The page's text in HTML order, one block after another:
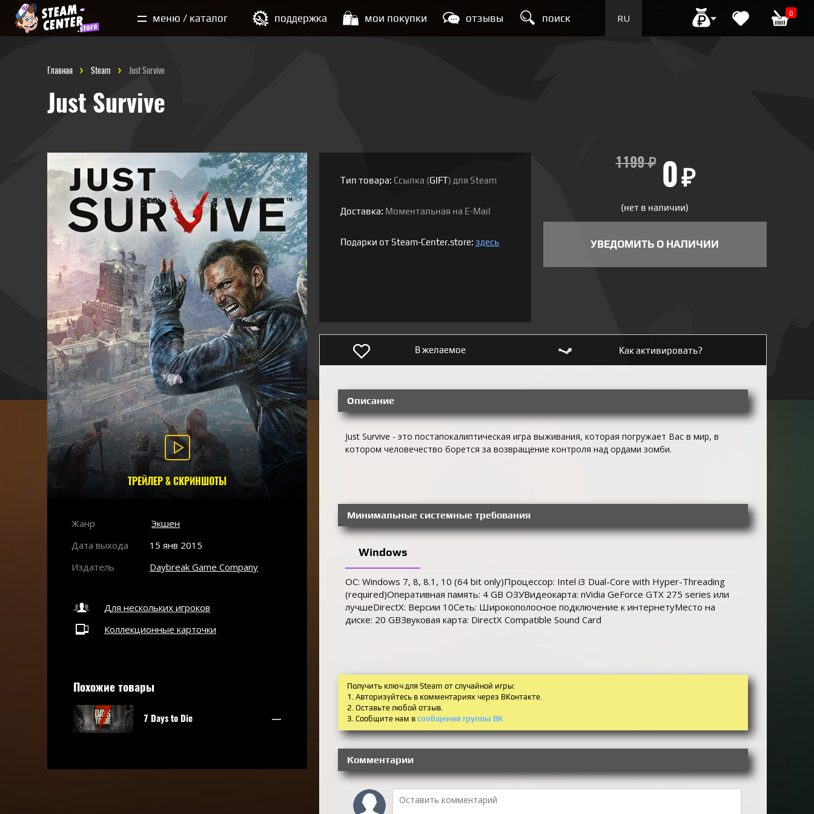
меню / каталог поддержка мои покупки отзывы поиск RU 0
Мои покупки
Главная Steam Just Survive
Just Survive
ТРЕЙЛЕР & СКРИНШОТЫ
Жанр
Экшен
Дата выхода
15 янв 2015
Издатель
Daybreak Game Company
Для нескольких игроков
Коллекционные карточки
Похожие товары
7 Days to Die —
Тип товара: Ссылка (GIFT) для Steam
Доставка: Моментальная на E-Mail
Подарки от Steam-Center.store: здесь
1199₽ 0₽
(нет в наличии)
УВЕДОМИТЬ О НАЛИЧИИ
В желаемое Как активировать?
Описание
Just Survive - это постапокалиптическая игра выживания, которая погружает Вас в мир, в
котором человечество борется за возвращение контроля над ордами зомби.
Минимальные системные требования
Windows
ОС: Windows 7, 8, 8.1, 10 (64 bit only)Процессор: Intel i3 Dual-Core with Hyper-Threading
(required)Оперативная память: 4 GB ОЗУВидеокарта: nVidia GeForce GTX 275 series или
лучшеDirectX: Версии 10Сеть: Широкополосное подключение к интернетуМесто на
диске: 20 GBЗвуковая карта: DirectX Compatible Sound Card
Получить ключ для Steam от случайной игры:
1. Авторизуйтесь в комментариях через ВКонтакте.
2. Оставьте любой отзыв.
3. Сообщите нам в сообщения группы ВК
Комментарии